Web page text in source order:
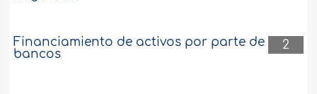
2
Financiamiento de activos por parte de
bancos